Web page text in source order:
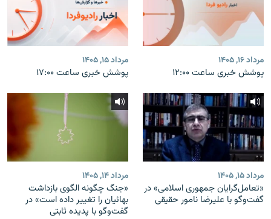
مرداد ۱۶, ۱۴۰۵
پوشش خبری ساعت ۱۲:۰۰
مرداد ۱۵, ۱۴۰۵
پوشش خبری ساعت ۱۷:۰۰
مرداد ۱۵, ۱۴۰۵
«تعامل‌گرایان جمهوری اسلامی» در
گفت‌وگو با علیرضا نامور حقیقی
مرداد ۱۴, ۱۴۰۵
«جنگ چگونه الگوی بازداشت
بهائیان را تغییر داده است» در
گفت‌وگو با پدیده ثابتی